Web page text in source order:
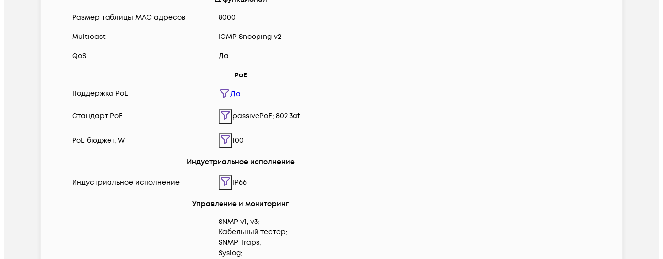
Размер таблицы MAC адресов
8000
Multicast IGMP Snooping v2
QoS Да
PoE
Поддержка PoE
Да
Cтандарт PoE passivePoE; 802.3af
PoE бюджет, W 100
Индустриальное исполнение
Индустриальное исполнение IP66
Управление и мониторинг
SNMP v1, v3;
Кабельный тестер;
SNMP Traps;
Syslog;